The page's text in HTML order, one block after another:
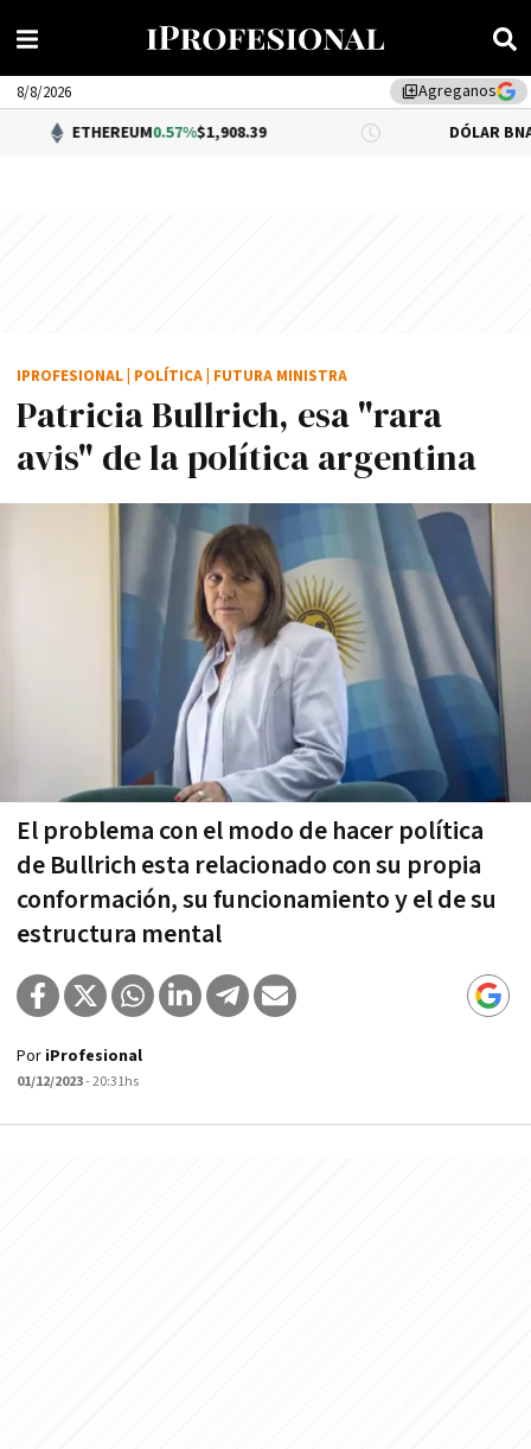
library_addAgreganos
8/8/2026
0.57%$1,908.39 DÓLAR BNA $1,520.00
Patricia Bullrich, esa "rara
avis" de la política argentina
El problema con el modo de hacer política
de Bullrich esta relacionado con su propia
conformación, su funcionamiento y el de su
estructura mental
IPROFESIONAL POLÍTICA FUTURA MINISTRA
Por iProfesional
01/12/2023- 20:31hs